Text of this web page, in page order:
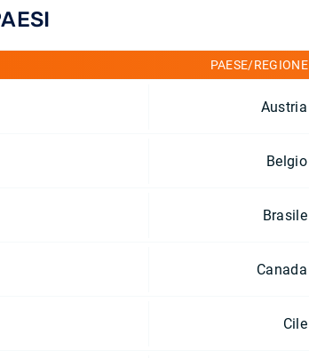
PAESE/REGIONE
Austria
Belgio
Brasile
Canada
Cile